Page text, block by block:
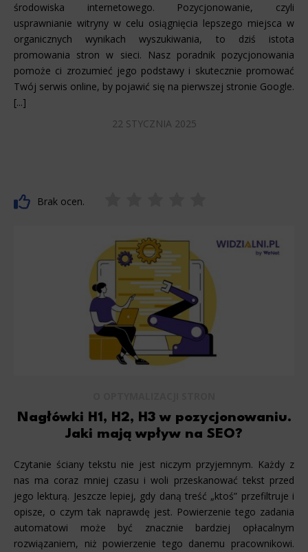
środowiska internetowego. Pozycjonowanie, czyli
usprawnianie witryny w celu osiągnięcia lepszego miejsca w
organicznych wynikach wyszukiwania, to dziś istota
promowania stron w sieci. Nasz poradnik pozycjonowania
pomoże ci zrozumieć jego podstawy i skutecznie promować
Twój serwis online, by pojawić się na pierwszej stronie Google.
[...]
22 STYCZNIA 2025
Brak ocen.
Nagłówki H1, H2, H3 w pozycjonowaniu.
Jaki mają wpływ na SEO?
Czytanie ściany tekstu nie jest niczym przyjemnym. Każdy z
nas ma coraz mniej czasu i woli przeskanować tekst przed
jego lekturą. Jeszcze lepiej, gdy daną treść „ktoś” przefiltruje i
opisze, o czym tak naprawdę jest. Powierzenie tego zadania
automatowi może być znacznie bardziej opłacalnym
rozwiązaniem, niż powierzenie tego danemu pracownikowi.